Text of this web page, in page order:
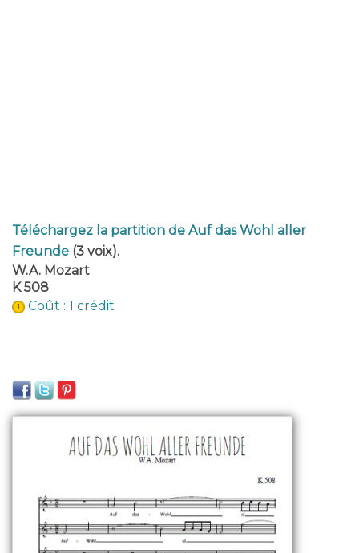
Téléchargez la partition de Auf das Wohl aller
Freunde (3 voix).
W.A. Mozart
K 508
Coût : 1 crédit